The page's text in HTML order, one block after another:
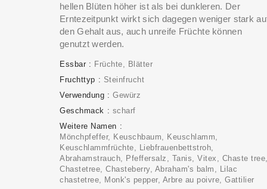
hellen Blüten höher ist als bei dunkleren. Der
Erntezeitpunkt wirkt sich dagegen weniger stark
den Gehalt aus, auch unreife Früchte können
genutzt werden.
Essbar Früchte
Blätter
Fruchttyp
Steinfrucht
Verwendung
Gewürz
Geschmack
scharf
Weitere Namen
Mönchpfeffer, Keuschbaum, Keuschlamm,
Keuschlammfrüchte, Liebfrauenbettstroh,
Abrahamstrauch, Pfeffersalz, Tanis, Vitex, Chaste
Chastetree, Chasteberry, Abraham's balm, Lilac
chastetree, Monk's pepper, Arbre au poivre, Gattilier